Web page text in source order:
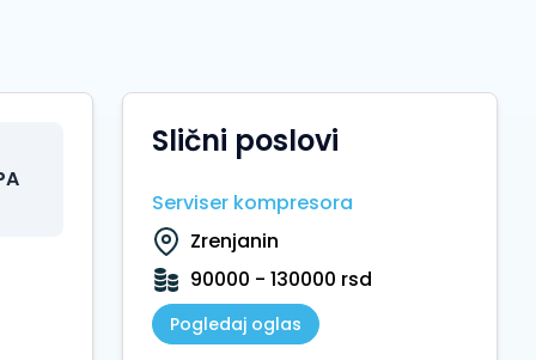
Slični poslovi
Serviser kompresora
Zrenjanin
90000 - 130000 rsd
Pogledaj oglas